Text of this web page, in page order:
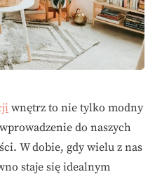
wnętrz to nie tylko modny
do naszych
W dobie, gdy wielu z nas
staje się idealnym